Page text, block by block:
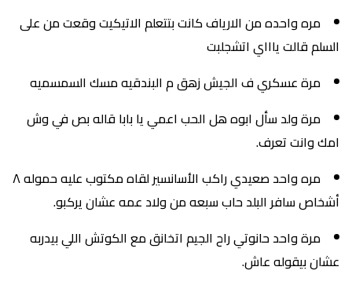
مره واحده من الارياف كانت بتتعلم الاتيكيت وقعت من على
السلم قالت ياااي اتشجلبت
مرة عسكري ف الجيش زهق م البندقيه مسك السمسميه
مرة ولد سأل ابوه هل الحب اعمي يا بابا قاله بص في وش
امك وانت تعرف.
مره واحد صعيدي راكب الأسانسير لقاه مكتوب عليه حموله ٨
أشخاص سافر البلد حاب سبعه من ولاد عمه عشان يركبو.
مرة واحد حانوتي راح الجيم اتخانق مع الكوتش اللي بيدربه
عشان بيقوله عاش.